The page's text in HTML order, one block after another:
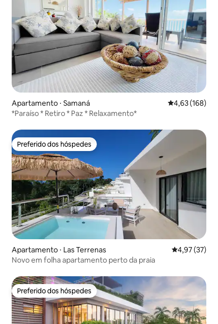
Apartamento ⋅ Samaná 4,63 de uma
4,63 (168)
*Paraíso * Retiro * Paz * Relaxamento*
Preferido dos hóspedes
Preferido dos hóspedes
Apartamento ⋅ Las Terrenas 4,97 de uma
4,97 (37)
Novo em folha apartamento perto da praia
Preferido dos hóspedes
Preferido dos hóspedes